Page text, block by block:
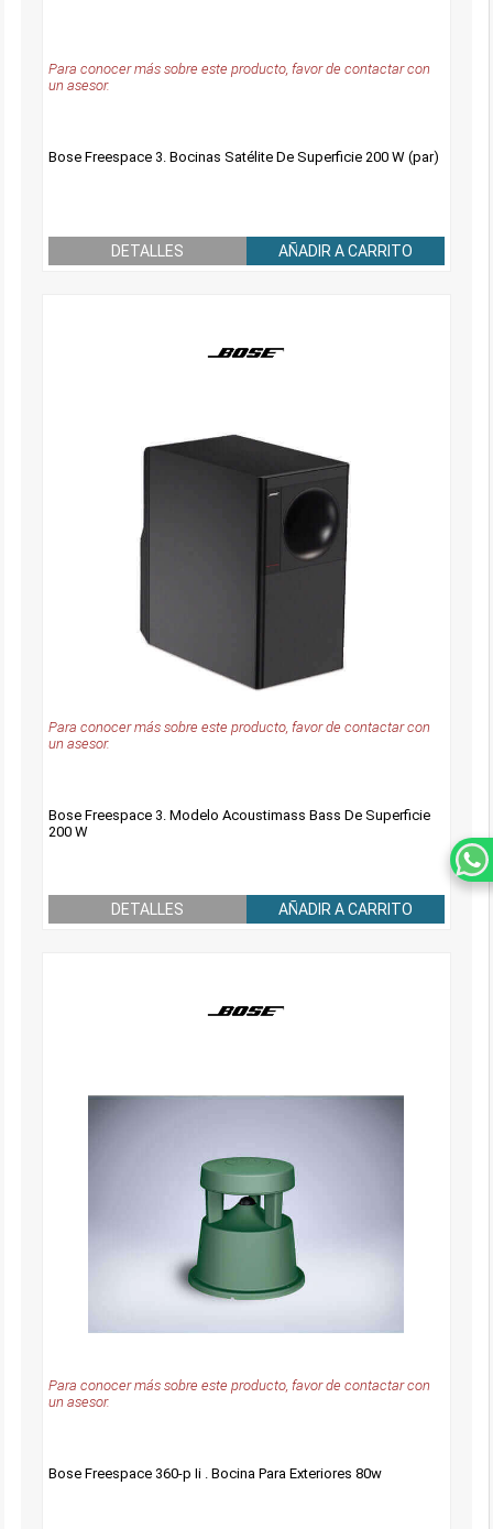
Para conocer más sobre este producto, favor de contactar con
un asesor.
Bose Freespace 3. Bocinas Satélite De Superficie 200 W (par)
DETALLES AÑADIR A CARRITO
Para conocer más sobre este producto, favor de contactar con
un asesor.
Bose Freespace 3. Modelo Acoustimass Bass De Superficie
200 W
DETALLES AÑADIR A CARRITO
Para conocer más sobre este producto, favor de contactar con
un asesor.
Bose Freespace 360-p Ii . Bocina Para Exteriores 80w